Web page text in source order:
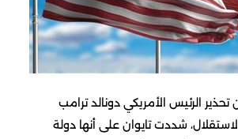
الرئيس الأمريكي دونالد ترامب
شددت تايوان على أنها دولة